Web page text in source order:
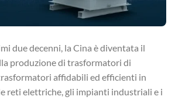
due decenni, la Cina è diventata il
produzione di trasformatori di
affidabili ed efficienti in
reti elettriche, gli impianti industriali e i